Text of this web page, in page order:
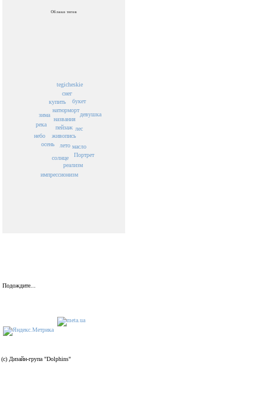
Облако тегов
пейзаж
названия
живопись
лето
натюрморт
купить
солнце
лес
зима
осень
букет
масло
река
снег
tegicheskie
реализм
небо
импрессионизм
Портрет
девушка
Подождите...
(c) Дизайн-група "Dolphins"